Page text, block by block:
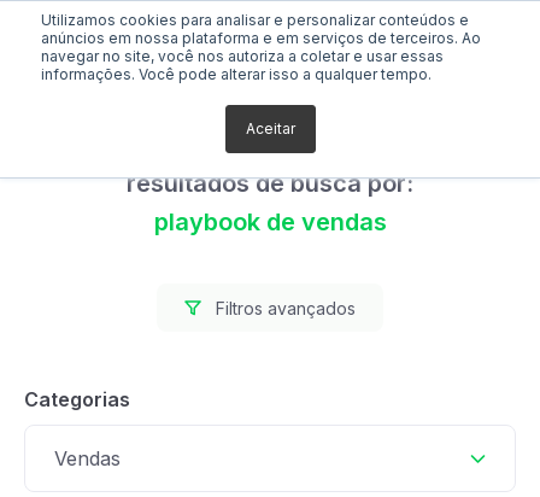
Utilizamos cookies para analisar e personalizar conteúdos e
anúncios em nossa plataforma e em serviços de terceiros. Ao
navegar no site, você nos autoriza a coletar e usar essas
informações. Você pode alterar isso a qualquer tempo.
Aceitar
Foram encontrados 78
resultados de busca por:
playbook de vendas
Filtros avançados
Categorias
Vendas